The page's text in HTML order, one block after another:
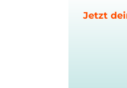
Jetzt